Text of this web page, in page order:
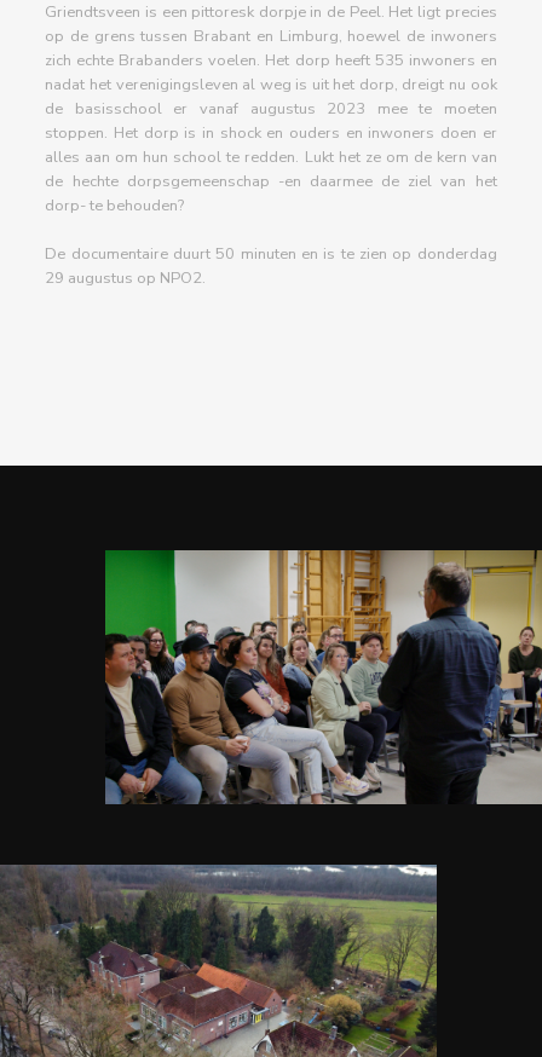
Griendtsveen is een pittoresk dorpje in de Peel. Het ligt precies
op de grens tussen Brabant en Limburg, hoewel de inwoners
zich echte Brabanders voelen. Het dorp heeft 535 inwoners en
nadat het verenigingsleven al weg is uit het dorp, dreigt nu ook
de basisschool er vanaf augustus 2023 mee te moeten
stoppen. Het dorp is in shock en ouders en inwoners doen er
alles aan om hun school te redden. Lukt het ze om de kern van
de hechte dorpsgemeenschap -en daarmee de ziel van het
dorp- te behouden?
De documentaire duurt 50 minuten en is te zien op donderdag
29 augustus op NPO2.